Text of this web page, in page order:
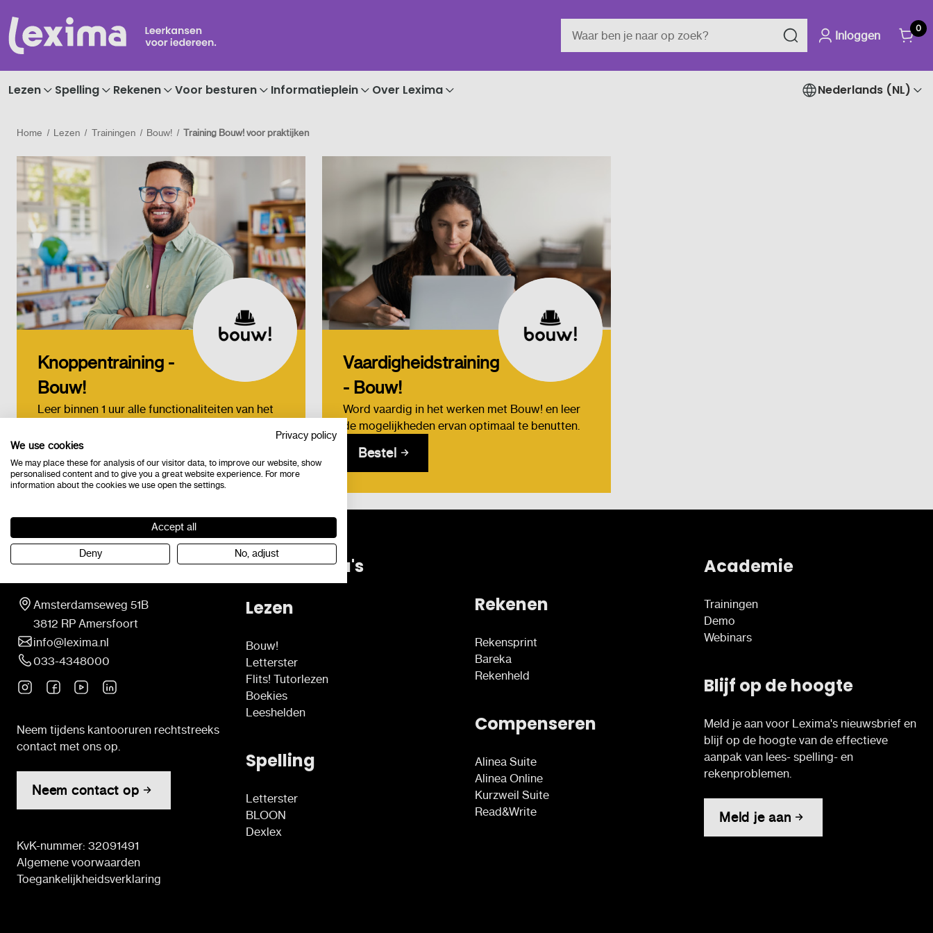
Inloggen
0
Lezen Spelling Rekenen Voor besturen Informatieplein Over Lexima Nederlands (NL)
Home Lezen Trainingen Bouw! Training Bouw! voor praktijken
Knoppentraining -
Bouw!
Leer binnen 1 uur alle functionaliteiten van het
Bestel
Vaardigheidstraining
- Bouw!
Word vaardig in het werken met Bouw! en leer
de mogelijkheden ervan optimaal te benutten.
Bestel
Contact
Amsterdamseweg 51B
3812 RP Amersfoort
info@lexima.nl
033-4348000
Neem tijdens kantooruren rechtstreeks
contact met ons op.
Neem contact op
KvK-nummer: 32091491
Algemene voorwaarden
Toegankelijkheidsverklaring
Programma's
Lezen
Bouw!
Letterster
Flits! Tutorlezen
Boekies
Leeshelden
Spelling
Letterster
BLOON
Dexlex
Rekenen
Rekensprint
Bareka
Rekenheld
Compenseren
Alinea Suite
Alinea Online
Kurzweil Suite
Read&Write
Academie
Trainingen
Demo
Webinars
Blijf op de hoogte
Meld je aan voor Lexima's nieuwsbrief en
blijf op de hoogte van de effectieve
aanpak van lees- spelling- en
rekenproblemen.
Meld je aan
Privacy policy
We use cookies
We may place these for analysis of our visitor data, to improve our website, show
personalised content and to give you a great website experience. For more
information about the cookies we use open the settings.
Accept all
Deny No, adjust